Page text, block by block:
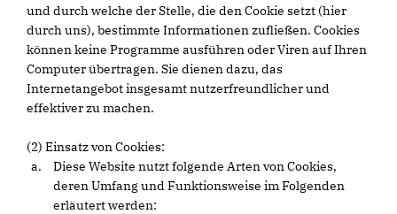
und durch welche der Stelle, die den Cookie setzt (hier
durch uns), bestimmte Informationen zufließen. Cookies
können keine Programme ausführen oder Viren auf Ihren
Computer übertragen. Sie dienen dazu, das
Internetangebot insgesamt nutzerfreundlicher und
effektiver zu machen.
(2) Einsatz von Cookies:
Diese Website nutzt folgende Arten von Cookies,
deren Umfang und Funktionsweise im Folgenden
erläutert werden: